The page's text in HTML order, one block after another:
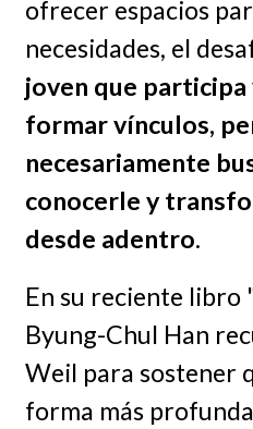
ofrecer espacios
necesidades, el
joven que
formar vínculos,
necesariamente
conocerle y
desde adentro.
En su reciente libro
Byung-Chul Han
Weil para sostener
forma más